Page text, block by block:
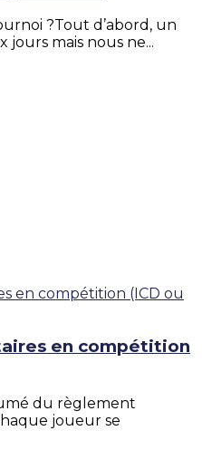
?Tout d’abord, un
mais nous ne...
en compétition
du règlement
joueur se